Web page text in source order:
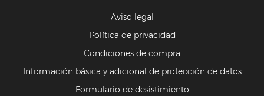
Aviso legal
Política de privacidad
Condiciones de compra
Información básica y adicional de protección de datos
Formulario de desistimiento